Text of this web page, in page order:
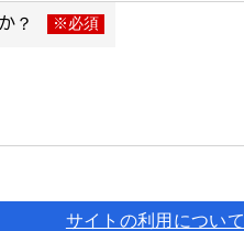
サイトの利用について